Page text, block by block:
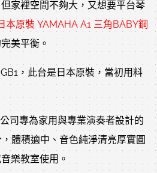
家裡空間不夠大，又想要平台琴
本原裝 YAMAHA A1 三角BABY鋼
美平衡。
，此台是日本原裝，當初用料
司專為家用與專業演奏者設計的
體積適中、音色純淨清亮厚實圓
樂教室使用。